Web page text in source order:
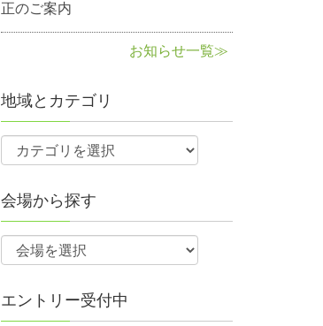
正のご案内
お知らせ一覧≫
地域とカテゴリ
会場から探す
エントリー受付中